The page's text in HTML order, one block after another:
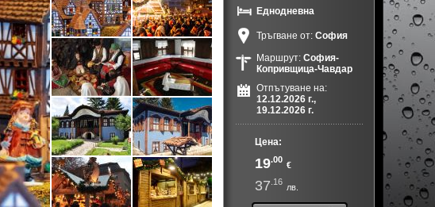
Еднодневна
Тръгване от: София
Маршрут: София-
Копривщица-Чавдар
Отпътуване на:
12.12.2026 г.,
19.12.2026 г.
Цена:
19.00
€
37 .16
лв.